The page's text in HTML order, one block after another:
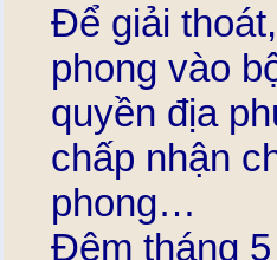
Để giải
phong vào
quyền địa
chấp nhận
phong…
Đêm tháng